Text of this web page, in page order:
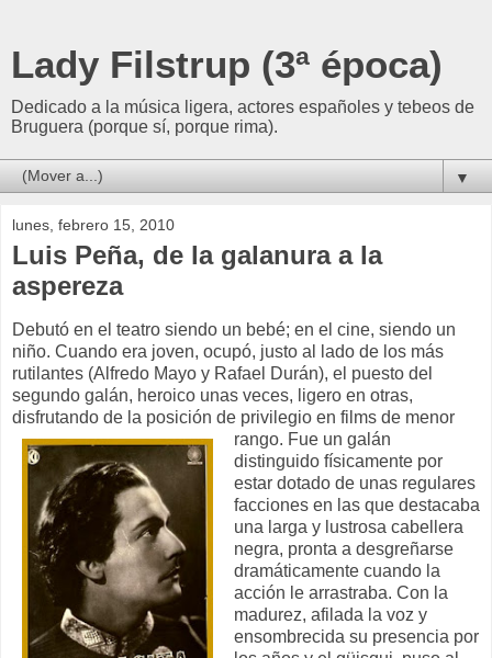
Lady Filstrup (3ª época)
Dedicado a la música ligera, actores españoles y tebeos de
Bruguera (porque sí, porque rima).
▼
lunes, febrero 15, 2010
Luis Peña, de la galanura a la
aspereza
Debutó en el teatro siendo un bebé; en el cine, siendo un
niño. Cuando era joven, ocupó, justo al lado de los más
rutilantes (Alfredo Mayo y Rafael Durán), el puesto del
segundo galán, heroico unas veces, ligero en otras,
disfrutando de la posición de privilegio en films de menor
rango. Fue un galán
distinguido físicamente por
estar dotado de unas regulares
facciones en las que destacaba
una larga y lustrosa cabellera
negra, pronta a desgreñarse
dramáticamente cuando la
acción le arrastraba. Con la
madurez, afilada la voz y
ensombrecida su presencia por